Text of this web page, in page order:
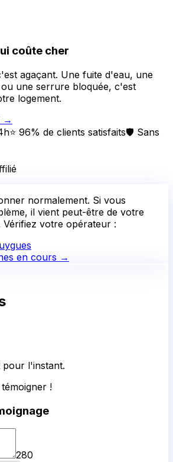
coûte cher
agaçant. Une fuite d'eau, une
une serrure bloquée, c'est
logement.
→
⭐ 96% de clients satisfaits🛡️ Sans
normalement. Si vous
il vient peut-être de votre
votre opérateur :
en cours →
pour l'instant.
!
280